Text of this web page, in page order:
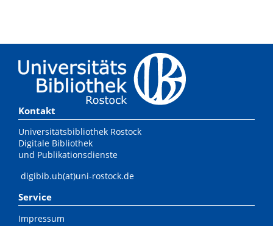
Kontakt
Universitätsbibliothek Rostock
Digitale Bibliothek
und Publikationsdienste
digibib.ub(at)uni-rostock.de
Service
Impressum